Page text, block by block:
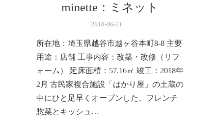
minette：ミネット
2018-06-21
所在地：埼玉県越谷市越ヶ谷本町8-8 主要
用途：店舗 工事内容：改築・改修（リフ
ォーム） 延床面積：57.16㎡ 竣工：2018年
2月 古民家複合施設「はかり屋」の土蔵の
中にひと足早くオープンした、フレンチ
惣菜とキッシュ…